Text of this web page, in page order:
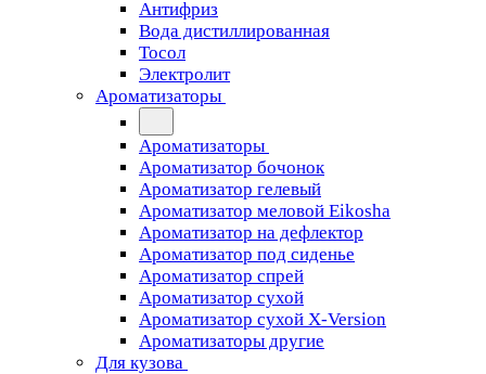
Антифриз
Вода дистиллированная
Тосол
Электролит
Ароматизаторы
Ароматизаторы
Ароматизатор бочонок
Ароматизатор гелевый
Ароматизатор меловой Eikosha
Ароматизатор на дефлектор
Ароматизатор под сиденье
Ароматизатор спрей
Ароматизатор сухой
Ароматизатор сухой X-Version
Ароматизаторы другие
Для кузова